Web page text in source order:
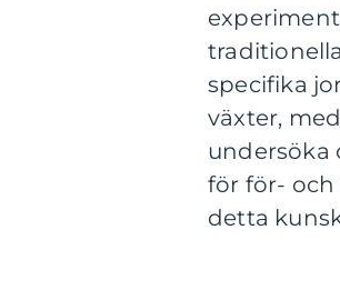
specifika
växter,
undersöka
för för- och
detta